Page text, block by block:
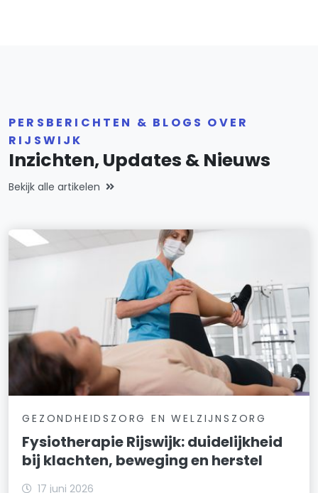
PERSBERICHTEN & BLOGS OVER
RIJSWIJK
Inzichten, Updates & Nieuws
Bekijk alle artikelen
GEZONDHEIDSZORG EN WELZIJNSZORG
Fysiotherapie Rijswijk: duidelijkheid
bij klachten, beweging en herstel
17 juni 2026